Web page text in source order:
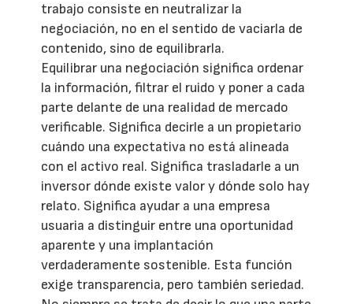
trabajo consiste en neutralizar la
negociación, no en el sentido de vaciarla de
contenido, sino de equilibrarla.
Equilibrar una negociación significa ordenar
la información, filtrar el ruido y poner a cada
parte delante de una realidad de mercado
verificable. Significa decirle a un propietario
cuándo una expectativa no está alineada
con el activo real. Significa trasladarle a un
inversor dónde existe valor y dónde solo hay
relato. Significa ayudar a una empresa
usuaria a distinguir entre una oportunidad
aparente y una implantación
verdaderamente sostenible. Esta función
exige transparencia, pero también seriedad.